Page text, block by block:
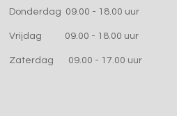
Donderdag 09.00 - 18.00 uur
Vrijdag 09.00 - 18.00 uur
Zaterdag 09.00 - 17.00 uur